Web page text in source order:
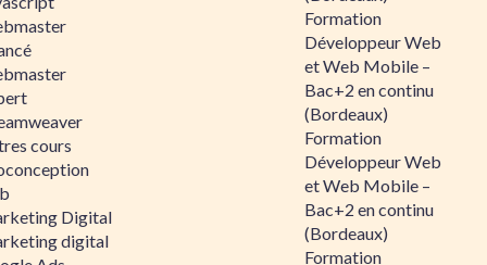
cours
Digital
digital
Formation
Développeur Web
et Web Mobile –
Bac+2 en continu
(Bordeaux)
Formation
Développeur Web
et Web Mobile –
Bac+2 en continu
(Bordeaux)
Formation